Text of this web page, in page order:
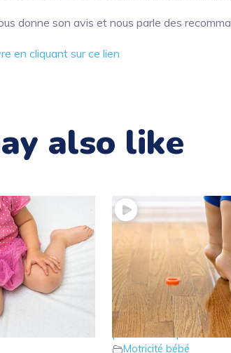
donne son avis et nous parle des
en cliquant sur ce lien
also like
en W ?
17 – Votre enfant
pointe des pieds ?
Motricité bébé